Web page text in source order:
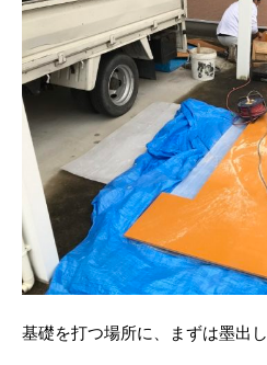
基礎を打つ場所に、まずは墨出し